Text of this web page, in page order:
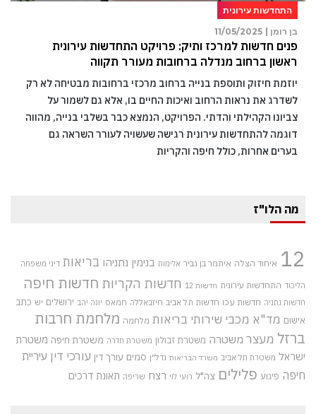
התחדשות עירונית
בן רומן |
11/05/2025
פנים חדשות למרכז ותיק: פרויקט התחדשות עירונית
ראשון ברחוב מנדלה ברחובות מעורר תקווה
יוזמת חיזוק ותוספת בנייה ברחוב מרכזי ברחובות מבטיחה לא רק
לשדרג את נראות הרחוב ואיכות החיים בו, אלא גם לשמור על
צביונו הקהילתי והדתי. הפרויקט, הנמצא כבר בשלבי בנייה, מהווה
דוגמה להתחדשות עירונית רגישה שעשויה לעורר השראה גם
בערים אחרות, כולל חיפה והקריות
מה הלו"ז
12 איחוד הצלה איתמר בן גביר אלימות בנימין נתניהו בריאות דיני משפחה
הליכוד התחדשות עירונית חדשות 12 חדשות הקריות חדשות חיפה
חדשות נתניה חדשות עכו חדשות תל אביב חיזבאללה חמאס יונה יהב ירושלים יש כתב
אישום מד"א מכבי שירותי בריאות מלחמה מלחמת חרבות
ברזל מעצר משטרה משטרת זבולון משטרת חדרה משטרת חיפה משטרת
ישראל משטרת תל אביב משרד הבריאות נדל"ן סמים עורך דין עורכי דין עיריית
חיפה פיגוע פלילים צה"ל רועי לוי רצח שריפה תאונת דרכים